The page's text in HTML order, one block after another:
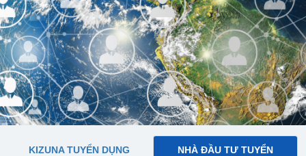
KIZUNA TUYỂN DỤNG
NHÀ ĐẦU TƯ TUYỂN